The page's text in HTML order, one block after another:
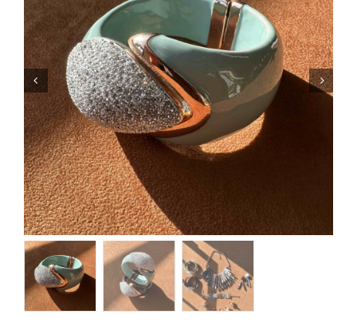
Orecchini
Cinture
A.B.
Home
Collezioni
Home